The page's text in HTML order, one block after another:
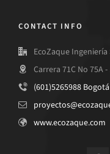
CONTACT INFO
EcoZaque Ingeniería
Carrera 71C No 75A -
(601)5265988 Bogotá
www.ecozaque.com